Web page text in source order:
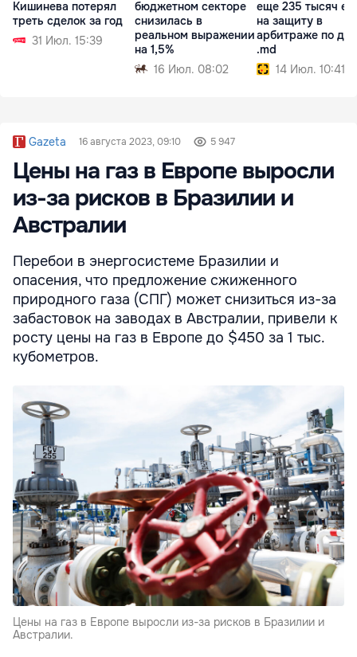
Кишинева потерял
треть сделок за год
31 Июл. 15:39
бюджетном секторе
снизилась в
реальном выражении
на 1,5%
16 Июл. 08:02
еще 235 тысяч
на защиту в
арбитраже по
.md
14 Июл. 10:41
Gazeta 16 августа 2023, 09:10 5 947
Цены на газ в Европе выросли
из-за рисков в Бразилии и
Австралии
Перебои в энергосистеме Бразилии и
опасения, что предложение сжиженного
природного газа (СПГ) может снизиться из-за
забастовок на заводах в Австралии, привели к
росту цены на газ в Европе до $450 за 1 тыс.
кубометров.
Цены на газ в Европе выросли из-за рисков в Бразилии и
Австралии.